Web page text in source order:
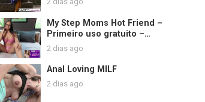
clipe de Sam Bourne
My Step Moms Hot Friend –
Primeiro uso gratuito –
Jazmine Cruz – Taboo Heat –
Luke Longly
2 dias ago
Anal Loving MILF
2 dias ago